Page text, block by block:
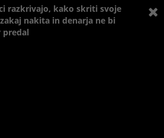
razkrivajo, kako skriti svoje
nakita in denarja ne bi
predal